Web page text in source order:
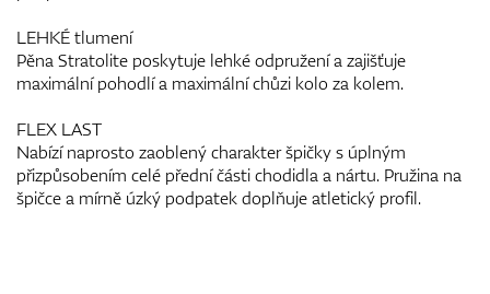
LEHKÉ tlumení
Pěna Stratolite poskytuje lehké odpružení a zajišťuje
maximální pohodlí a maximální chůzi kolo za kolem.
FLEX LAST
Nabízí naprosto zaoblený charakter špičky s úplným
přizpůsobením celé přední části chodidla a nártu. Pružina na
špičce a mírně úzký podpatek doplňuje atletický profil.